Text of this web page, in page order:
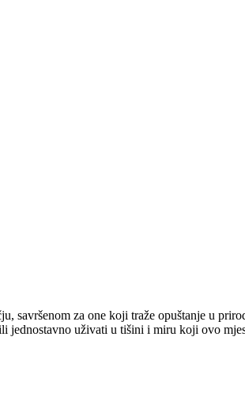
za one koji traže opuštanje u
jednostavno uživati u tišini i miru koji ovo